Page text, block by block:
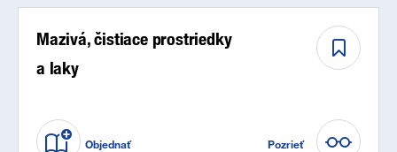
Mazivá, čistiace prostriedky
a laky
Objednať Pozrieť